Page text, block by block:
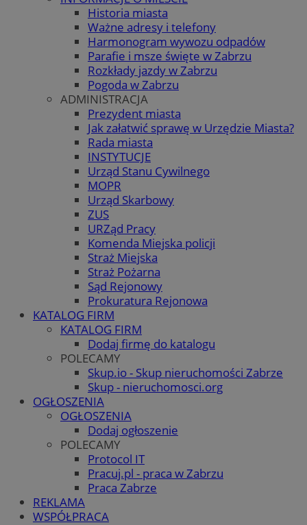
Historia miasta
Ważne adresy i telefony
Harmonogram wywozu odpadów
Parafie i msze święte w Zabrzu
Rozkłady jazdy w Zabrzu
Pogoda w Zabrzu
ADMINISTRACJA
Prezydent miasta
Jak załatwić sprawę w Urzędzie Miasta?
Rada miasta
INSTYTUCJE
Urząd Stanu Cywilnego
MOPR
Urząd Skarbowy
ZUS
URZąd Pracy
Komenda Miejska policji
Straż Miejska
Straż Pożarna
Sąd Rejonowy
Prokuratura Rejonowa
KATALOG FIRM
KATALOG FIRM
Dodaj firmę do katalogu
POLECAMY
Skup.io - Skup nieruchomości Zabrze
Skup - nieruchomosci.org
OGŁOSZENIA
OGŁOSZENIA
Dodaj ogłoszenie
POLECAMY
Protocol IT
Pracuj.pl - praca w Zabrzu
Praca Zabrze
REKLAMA
WSPÓŁPRACA